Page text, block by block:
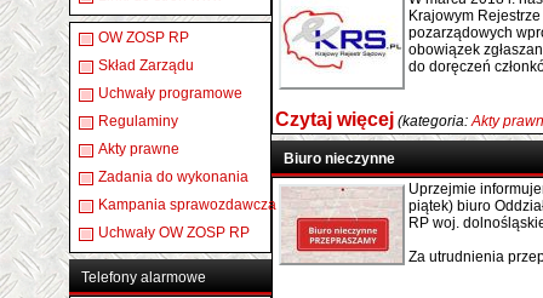
OW ZOSP RP
Skład Zarządu
Uchwały programowe
Regulaminy
Akty prawne
Zadania do wykonania
Kampania sprawozdawcza
Uchwały OW ZOSP RP
Telefony alarmowe
Krajowym
pozarządowych
obowiązek
do doręczeń
Czytaj więcej (kategoria:Akty
Biuro nieczynne
Uprzejmie
piątek) biuro
RP woj.
Za utrudnienia